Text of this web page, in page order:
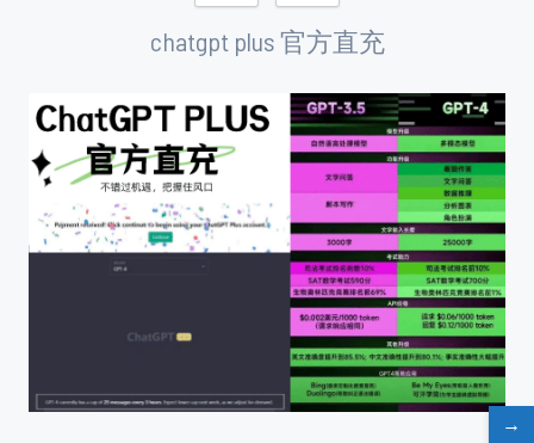
chatgpt plus 官方直充
→